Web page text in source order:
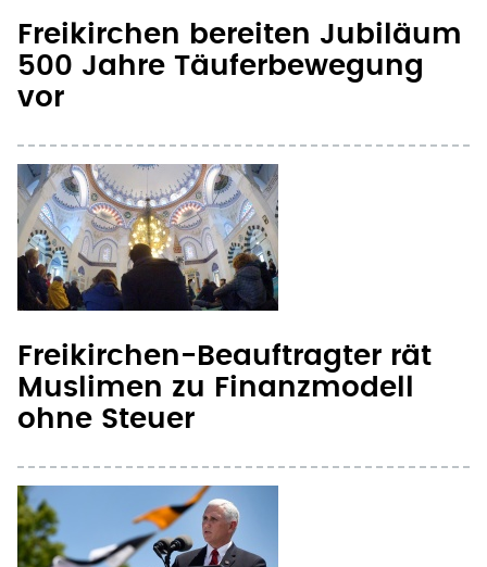
Freikirchen-Beauftragter rät
Muslimen zu Finanzmodell